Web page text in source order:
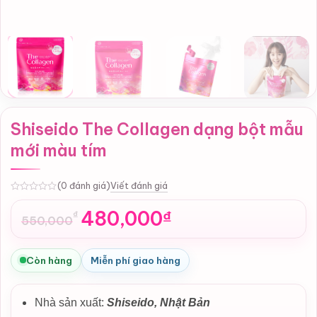
Shiseido The Collagen dạng bột mẫu
mới màu tím
(0 đánh giá)Viết đánh giá
550,000₫
Giá
gốc
là:
550,000₫.
480,000₫
Giá
hiện
tại
là:
480,000₫.
Còn hàng Miễn phí giao hàng
Nhà sản xuất: Shiseido, Nhật Bản